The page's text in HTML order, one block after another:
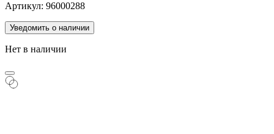
Артикул: 96000288
Уведомить о наличии
Нет в наличии